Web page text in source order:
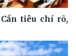
tiêu chí rõ,